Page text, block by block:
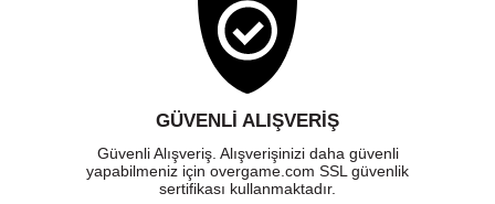
GÜVENLI ALIŞVERIŞ
Güvenli Alışveriş. Alışverişinizi daha güvenli
yapabilmeniz için overgame.com SSL güvenlik
sertifikası kullanmaktadır.